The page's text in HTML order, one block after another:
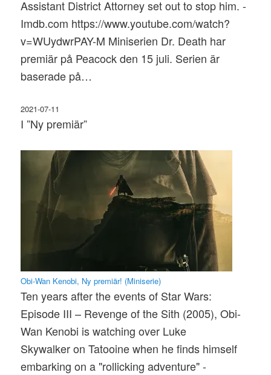
Assistant District Attorney set out to stop him. -
Imdb.com https://www.youtube.com/watch?
v=WUydwrPAY-M Miniserien Dr. Death har
premiär på Peacock den 15 juli. Serien är
baserade på…
2021-07-11
I ”Ny premiär”
Obi-Wan Kenobi, Ny premiär! (Miniserie)
Ten years after the events of Star Wars:
Episode III – Revenge of the Sith (2005), Obi-
Wan Kenobi is watching over Luke
Skywalker on Tatooine when he finds himself
embarking on a "rollicking adventure" -